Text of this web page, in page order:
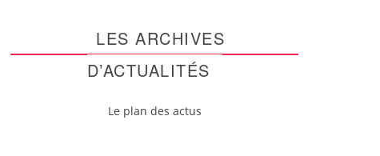
LES ARCHIVES
D’ACTUALITÉS
Le plan des actus